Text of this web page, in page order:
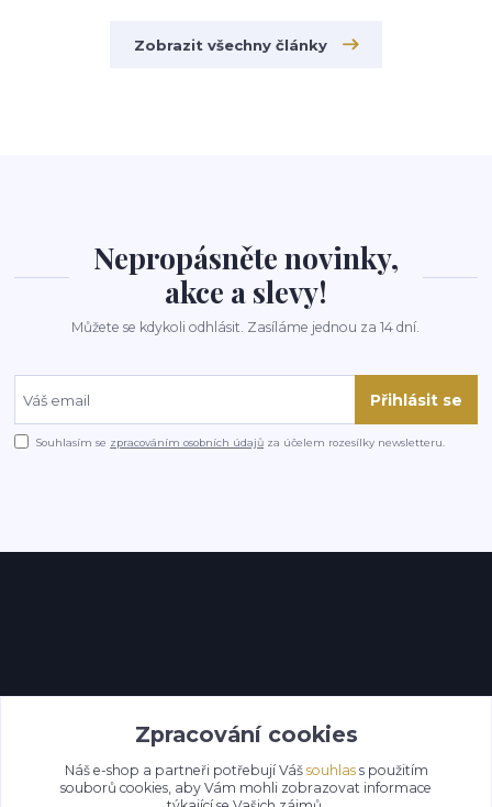
Zobrazit všechny články
Nepropásněte novinky,
akce a slevy!
Můžete se kdykoli odhlásit. Zasíláme jednou za 14 dní.
Přihlásit se
Souhlasím se zpracováním osobních údajů za účelem rozesílky newsletteru.
Zpracování cookies
Náš e-shop a partneři potřebují Váš souhlass použitím
souborů cookies, aby Vám mohli zobrazovat informace